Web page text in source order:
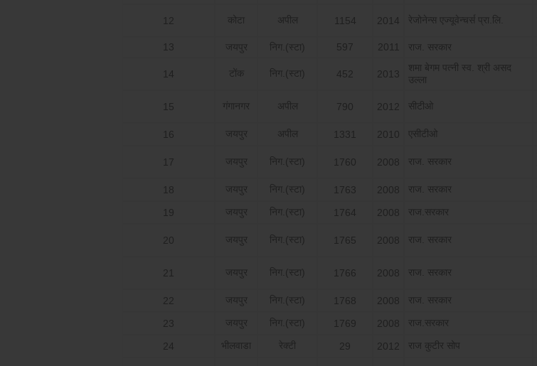
12 कोटा अपील 1154 2014 रेजोनेन्स एज्यूवेन्चर्स प्रा.लि.
13
जयपुर निग.(स्टा) 597 2011 राज. सरकार
14 टोंक निग.(स्टा) 452 2013
शमा बेगम पत्नी स्व. श्री असद
उल्ला
15 गंगानगर अपील 790 2012 सीटीओ
16
जयपुर अपील 1331 2010 एसीटीओ
17 जयपुर निग.(स्टा) 1760 2008 राज. सरकार
18 जयपुर निग.(स्टा) 1763 2008 राज. सरकार
19 जयपुर निग.(स्टा) 1764 2008 राज.सरकार
20 जयपुर निग.(स्टा) 1765 2008 राज. सरकार
21 जयपुर निग.(स्टा) 1766 2008 राज. सरकार
22 जयपुर निग.(स्टा) 1768 2008 राज. सरकार
23 जयपुर निग.(स्टा) 1769 2008 राज.सरकार
24 भीलवाडा रेक्टी 29 2012 राज कुटीर सोप